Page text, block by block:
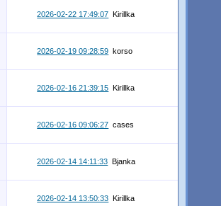
2026-02-22 17:49:07 Kirillka
2026-02-19 09:28:59 korso
2026-02-16 21:39:15 Kirillka
2026-02-16 09:06:27 cases
2026-02-14 14:11:33 Bjanka
2026-02-14 13:50:33 Kirillka